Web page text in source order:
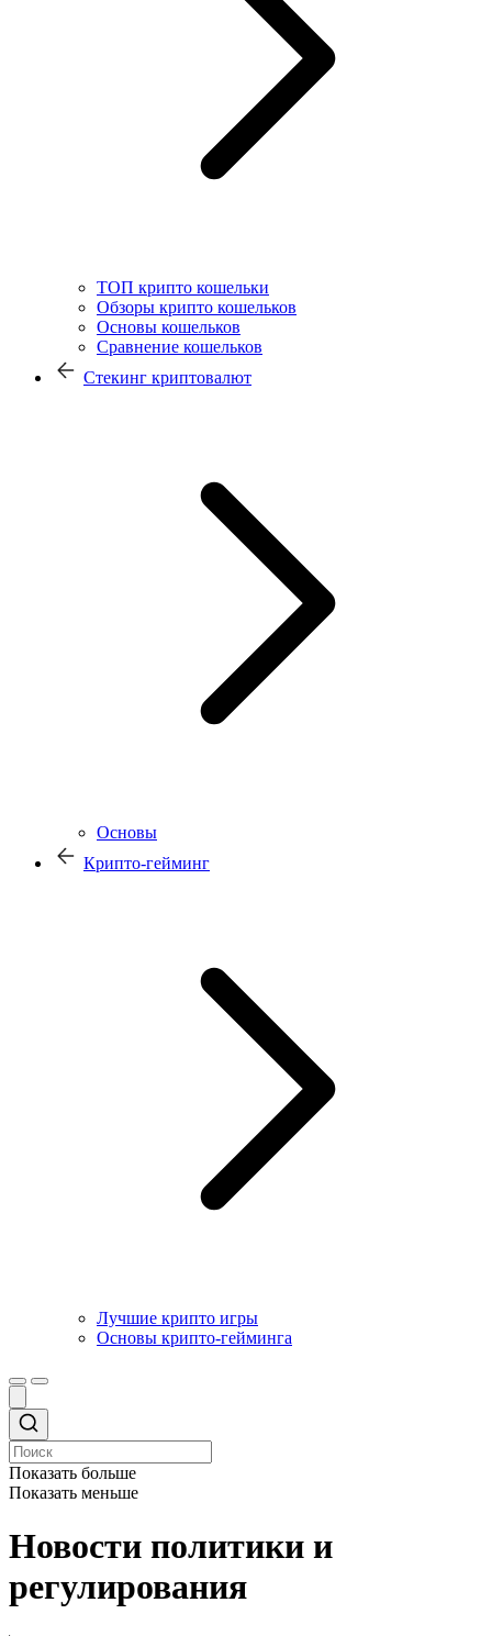
ТОП крипто кошельки
Обзоры крипто кошельков
Основы кошельков
Сравнение кошельков
Стекинг криптовалют
Основы
Крипто-гейминг
Лучшие крипто игры
Основы крипто-гейминга
Показать больше
Показать меньше
Новости политики и
регулирования